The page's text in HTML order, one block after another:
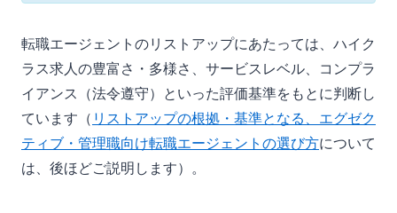
転職エージェントのリストアップにあたっては、ハイク
ラス求人の豊富さ・多様さ、サービスレベル、コンプラ
イアンス（法令遵守）といった評価基準をもとに判断し
ています（ リストアップの根拠・基準となる、エグゼク
ティブ・管理職向け転職エージェントの選び方について
は、後ほどご説明します）。